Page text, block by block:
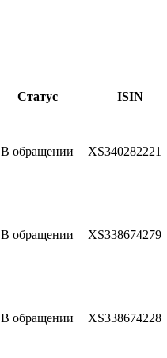
Статус
ISIN
В обращении XS3402822210
В обращении XS3386742798
В обращении XS3386742285